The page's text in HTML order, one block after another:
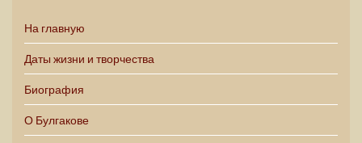
На главную
Даты жизни и творчества
Биография
О Булгакове